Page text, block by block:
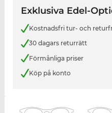
Exklusiva Edel-
Kostnadsfri tur- och
30 dagars returrätt
Förmånliga priser
Köp på konto